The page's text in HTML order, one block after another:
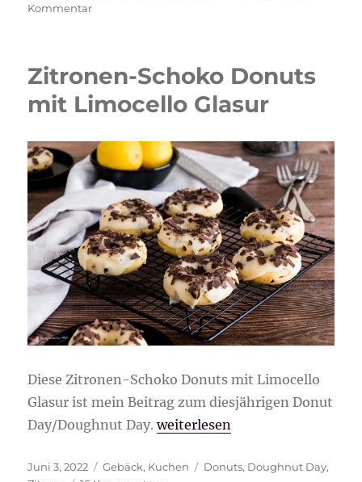
Kommentarzu
Muffins
Zitronen-Schoko Donuts
mit Limocello Glasur
Diese Zitronen-Schoko Donuts mit Limocello
Glasur ist mein Beitrag zum diesjährigen Donut
Day/Doughnut Day.„Zitronen-Schoko Donuts mit
weiterlesen
Veröffentlicht
Juni 3, 2022 Kategorien
Gebäck, Kuchen Schlagwörter
Donuts, Doughnut Day,